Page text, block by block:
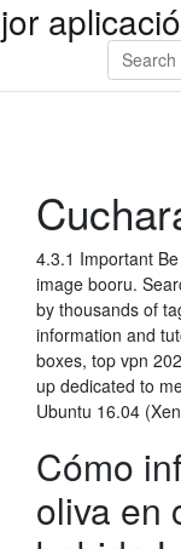
4.3.1 Important
image booru.
by thousands of
information and
boxes, top vpn
up dedicated to
Ubuntu 16.04
Cómo
oliva en